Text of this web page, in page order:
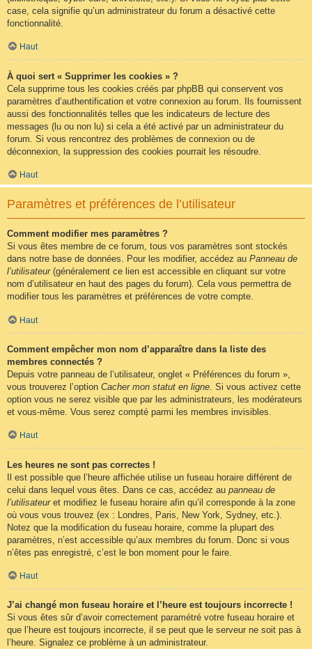
case, cela signifie qu’un administrateur du forum a désactivé cette
fonctionnalité.
Haut
À quoi sert « Supprimer les cookies » ?
Cela supprime tous les cookies créés par phpBB qui conservent vos
paramètres d’authentification et votre connexion au forum. Ils fournissent
aussi des fonctionnalités telles que les indicateurs de lecture des
messages (lu ou non lu) si cela a été activé par un administrateur du
forum. Si vous rencontrez des problèmes de connexion ou de
déconnexion, la suppression des cookies pourrait les résoudre.
Haut
Paramètres et préférences de l’utilisateur
Comment modifier mes paramètres ?
Si vous êtes membre de ce forum, tous vos paramètres sont stockés
dans notre base de données. Pour les modifier, accédez au Panneau de
l’utilisateur(généralement ce lien est accessible en cliquant sur votre
nom d’utilisateur en haut des pages du forum). Cela vous permettra de
modifier tous les paramètres et préférences de votre compte.
Haut
Comment empêcher mon nom d’apparaître dans la liste des
membres connectés ?
Depuis votre panneau de l’utilisateur, onglet « Préférences du forum »,
vous trouverez l’option Cacher mon statut en ligne . Si vous activez cette
option vous ne serez visible que par les administrateurs, les modérateurs
et vous-même. Vous serez compté parmi les membres invisibles.
Haut
Les heures ne sont pas correctes !
Il est possible que l’heure affichée utilise un fuseau horaire différent de
celui dans lequel vous êtes. Dans ce cas, accédez au panneau de
l’utilisateuret modifiez le fuseau horaire afin qu’il corresponde à la zone
où vous vous trouvez (ex : Londres, Paris, New York, Sydney, etc.).
Notez que la modification du fuseau horaire, comme la plupart des
paramètres, n’est accessible qu’aux membres du forum. Donc si vous
n’êtes pas enregistré, c’est le bon moment pour le faire.
Haut
J’ai changé mon fuseau horaire et l’heure est toujours incorrecte !
Si vous êtes sûr d’avoir correctement paramétré votre fuseau horaire et
que l’heure est toujours incorrecte, il se peut que le serveur ne soit pas à
l’heure. Signalez ce problème à un administrateur.